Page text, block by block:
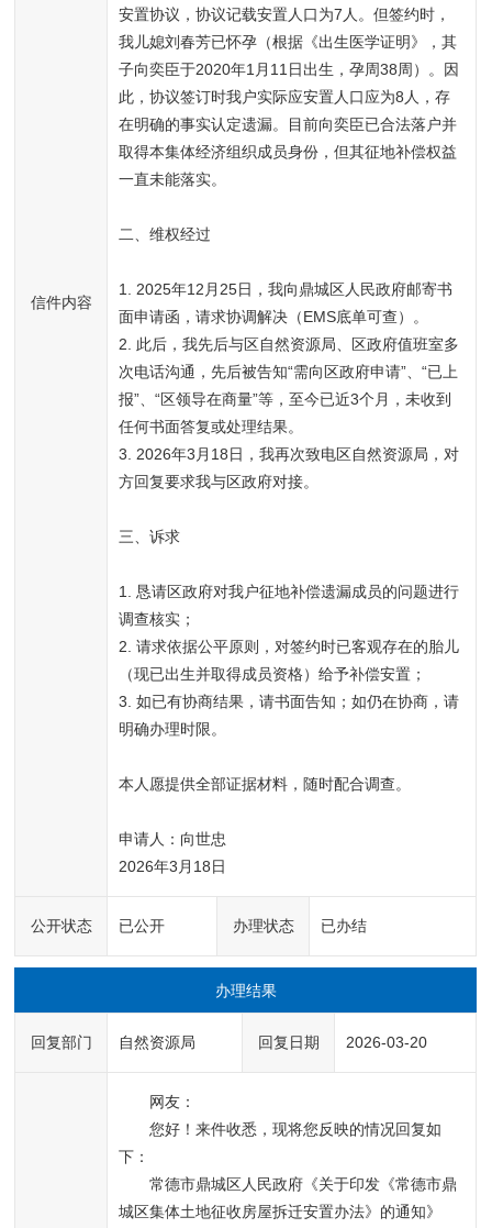
信件内容
安置协议，协议记载安置人口为7人。但签约时，
我儿媳刘春芳已怀孕（根据《出生医学证明》，其
子向奕臣于2020年1月11日出生，孕周38周）。因
此，协议签订时我户实际应安置人口应为8人，存
在明确的事实认定遗漏。目前向奕臣已合法落户并
取得本集体经济组织成员身份，但其征地补偿权益
一直未能落实。
二、维权经过
1. 2025年12月25日，我向鼎城区人民政府邮寄书
面申请函，请求协调解决（EMS底单可查）。
2. 此后，我先后与区自然资源局、区政府值班室多
次电话沟通，先后被告知“需向区政府申请”、“已上
报”、“区领导在商量”等，至今已近3个月，未收到
任何书面答复或处理结果。
3. 2026年3月18日，我再次致电区自然资源局，对
方回复要求我与区政府对接。
三、诉求
1. 恳请区政府对我户征地补偿遗漏成员的问题进行
调查核实；
2. 请求依据公平原则，对签约时已客观存在的胎儿
（现已出生并取得成员资格）给予补偿安置；
3. 如已有协商结果，请书面告知；如仍在协商，请
明确办理时限。
本人愿提供全部证据材料，随时配合调查。
申请人：向世忠
2026年3月18日
公开状态 已公开 办理状态 已办结
办理结果
回复部门 自然资源局 回复日期 2026-03-20
网友：
您好！来件收悉，现将您反映的情况回复如
下：
常德市鼎城区人民政府《关于印发《常德市鼎
城区集体土地征收房屋拆迁安置办法》的通知》